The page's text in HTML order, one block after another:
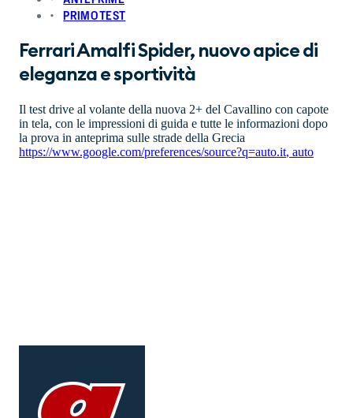
PRIMO TEST
Ferrari Amalfi Spider, nuovo apice di
eleganza e sportività
Il test drive al volante della nuova 2+ del Cavallino con capote
in tela, con le impressioni di guida e tutte le informazioni dopo
la prova in anteprima sulle strade della Grecia
https://www.google.com/preferences/source?q=auto.it, auto